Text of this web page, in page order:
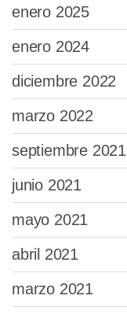
enero 2025
enero 2024
diciembre 2022
marzo 2022
septiembre 2021
junio 2021
mayo 2021
abril 2021
marzo 2021